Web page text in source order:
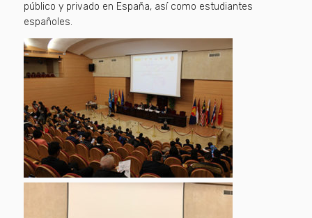
público y privado en España, así como estudiantes
españoles.